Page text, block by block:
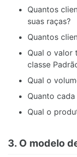
Quantos
suas raças?
Quantos
Qual o valor
classe
Qual o
Quanto
Qual o
3. O modelo